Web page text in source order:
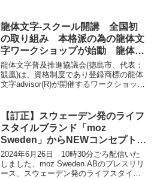
2商品をプレゼントするキャンペーンを開
催します。会津...
龍体文字-スクール開講 全国初
の取り組み 本格派の為の龍体文
字ワークショップが始動 龍体文
字普及推進協議会が企画運営する
龍体文字-スクールが全国でいよ
いよ10月16日～スタート
龍体文字普及推進協議会(徳島市、代表：
観凰)は、資格制度であり登録商標の龍体
文字advisor(R)が開催するワークショップ
体調べ 龍体文字業界初龍体文字-スクー
ル■龍...
【訂正】スウェーデン発のライフ
スタイルブランド「moz
Sweden」からNEWコンセプトラ
イン「モズ・スコーゲンス コー
ヌン」が新登場！
2024年6月26日 10時30分ごろ配信いた
しました、moz Sweden ABのプレスリリ
ース、スウェーデン発のライフスタイル